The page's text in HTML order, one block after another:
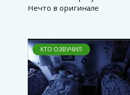
Нечто в оригинале
КТО ОЗВУЧИЛ